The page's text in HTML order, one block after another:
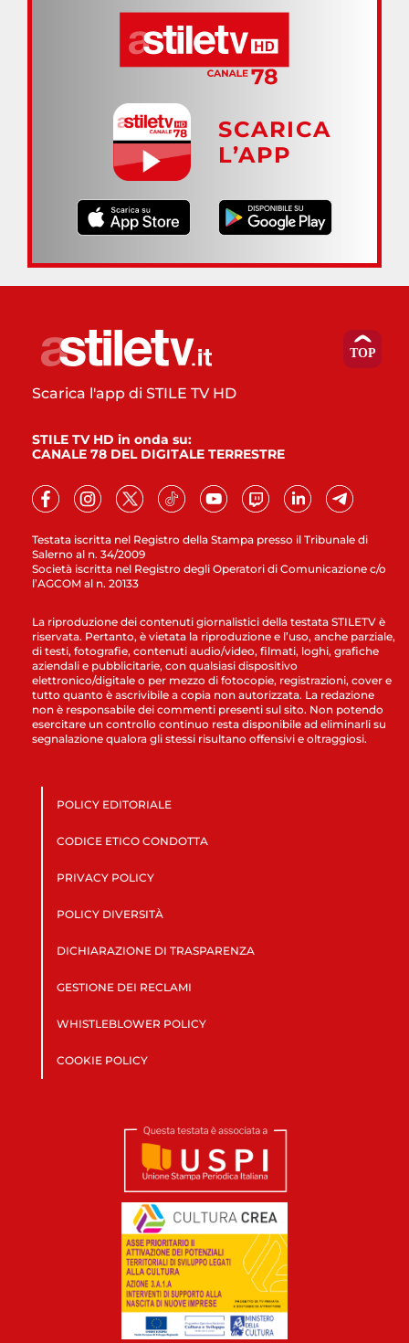
SCARICA
L’APP
Testata iscritta nel Registro della Stampa presso il Tribunale di
Salerno al n. 34/2009
Società iscritta nel Registro degli Operatori di Comunicazione c/o
l’AGCOM al n. 20133
Scarica l'app di STILE TV HD
STILE TV HD in onda su:
CANALE 78 DEL DIGITALE TERRESTRE
La riproduzione dei contenuti giornalistici della testata STILETV è
riservata. Pertanto, è vietata la riproduzione e l’uso, anche parziale,
di testi, fotografie, contenuti audio/video, filmati, loghi, grafiche
aziendali e pubblicitarie, con qualsiasi dispositivo
elettronico/digitale o per mezzo di fotocopie, registrazioni, cover e
tutto quanto è ascrivibile a copia non autorizzata. La redazione
non è responsabile dei commenti presenti sul sito. Non potendo
esercitare un controllo continuo resta disponibile ad eliminarli su
segnalazione qualora gli stessi risultano offensivi e oltraggiosi.
POLICY EDITORIALE
CODICE ETICO CONDOTTA
PRIVACY POLICY
POLICY DIVERSITÀ
DICHIARAZIONE DI TRASPARENZA
GESTIONE DEI RECLAMI
WHISTLEBLOWER POLICY
COOKIE POLICY